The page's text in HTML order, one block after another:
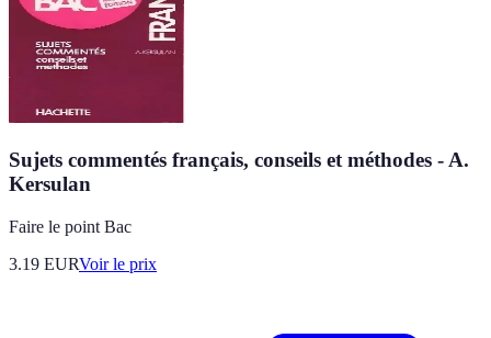
Sujets commentés français, conseils et méthodes - A.
Kersulan
Faire le point Bac
3.19 EURVoir le prix